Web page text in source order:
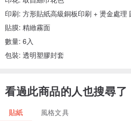
印刷: 方形貼紙高級銅板印刷 + 燙金處理
貼膜: 精緻霧面
數量: 6入
包裝: 透明塑膠封套
看過此商品的人也搜尋了
貼紙 風格文具